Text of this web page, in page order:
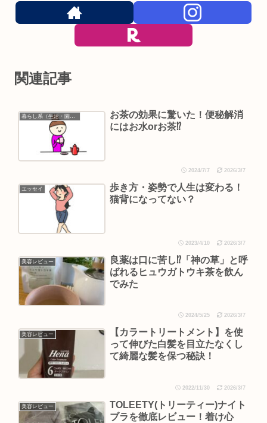
関連記事
暮らし系（生活・園芸など）
お茶の効果に驚いた！便秘解消
にはお水orお茶⁉︎
2024/7/7 2026/3/7
エッセイ
歩き方・姿勢で人生は変わる！
猫背になってない？
2023/4/10 2026/3/7
美容レビュー
良薬は口に苦し⁉︎「神の草」と呼
ばれるヒュウガトウキ茶を飲ん
でみた
2024/5/25 2026/3/7
美容レビュー
【カラートリートメント】を使
って伸びた白髪を目立たなくし
て綺麗な髪を保つ秘訣！
2022/11/30 2026/3/7
美容レビュー
TOLEETY(トリーティー)ナイト
ブラを徹底レビュー！着け心